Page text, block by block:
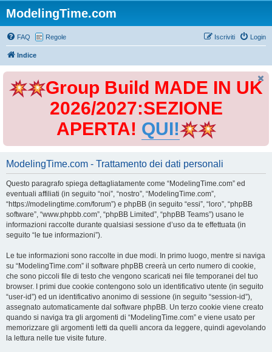
ModelingTime.com
FAQ Regole Login
Iscriviti
Indice
Group Build MADE IN UK
2026/2027:SEZIONE
APERTA! QUI!
ModelingTime.com - Trattamento dei dati personali
Questo paragrafo spiega dettagliatamente come “ModelingTime.com” ed
eventuali affiliati (in seguito “noi”, “nostro”, “ModelingTime.com”,
“https://modelingtime.com/forum”) e phpBB (in seguito “essi”, “loro”, “phpBB
software”, “www.phpbb.com”, “phpBB Limited”, “phpBB Teams”) usano le
informazioni raccolte durante qualsiasi sessione d’uso da te effettuata (in
seguito “le tue informazioni”).
Le tue informazioni sono raccolte in due modi. In primo luogo, mentre si naviga
su “ModelingTime.com” il software phpBB creerà un certo numero di cookie,
che sono piccoli file di testo che vengono scaricati nei file temporanei del tuo
browser. I primi due cookie contengono solo un identificativo utente (in seguito
“user-id”) ed un identificativo anonimo di sessione (in seguito “session-id”),
assegnato automaticamente dal software phpBB. Un terzo cookie viene creato
quando si naviga tra gli argomenti di “ModelingTime.com” e viene usato per
memorizzare gli argomenti letti da quelli ancora da leggere, quindi agevolando
la lettura nelle tue visite future.